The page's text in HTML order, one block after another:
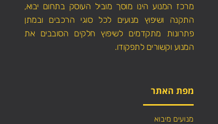
מרכז המנוע הינו מוסך מוביל העוסק בתחום יבוא,
התקנה ושיפוץ מנועים לכל סוגי הרכבים ובמתן
פתרונות מתקדמים לשיפוץ חלקים הסובבים את
המנוע וקשורים לתפקודו.
מפת האתר
מנועים מיבוא